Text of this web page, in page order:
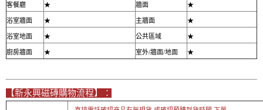
客餐廳 ★ 牆面 ★
浴室牆面 ★ 主牆面 ★
浴室地面 ★ 公共區域 ★
廚房牆面 ★ 室外/牆面/地面 ★
【新永興磁磚購物流程】：